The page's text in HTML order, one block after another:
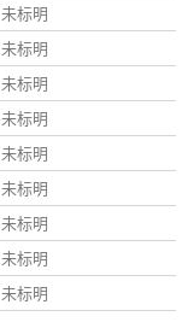
未标明
未标明
未标明
未标明
未标明
未标明
未标明
未标明
未标明